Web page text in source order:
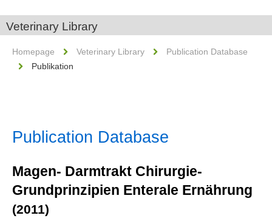
Veterinary Library
Homepage Veterinary Library
Publication Database
Publikation
Publication Database
Magen- Darmtrakt Chirurgie-
Grundprinzipien Enterale Ernährung
(2011)